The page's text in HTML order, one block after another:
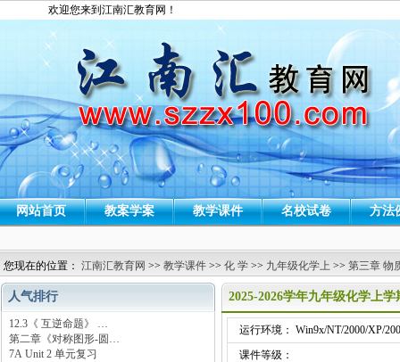
欢迎您来到江南汇教育网！
网站首页 教案学案 教学课件 名校试卷 方法
您现在的位置： 江南汇教育网 >> 教学课件 >> 化 学 >> 九年级化学上 >> 第三章 物
人气排行
12.3《 互逆命题》 …
第二章《对称图形-圆…
7A Unit 2 单元复习
2025-2026学年九年级化学上
运行环境： Win9x/NT/2000/XP/
课件等级：